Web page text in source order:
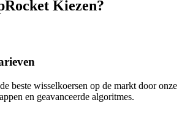
Kiezen?
beste wisselkoersen op de markt door onze
en geavanceerde algoritmes.